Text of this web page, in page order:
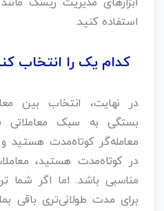
استفاده کنید.
کدام یک را انتخاب
در نهایت، انتخاب بین
بستگی به سبک
معامله‌گر کوتاه‌مدت هستید
در کوتاه‌مدت هستید،
مناسبی باشد. اما اگر شما
برای مدت طولانی‌تری باقی